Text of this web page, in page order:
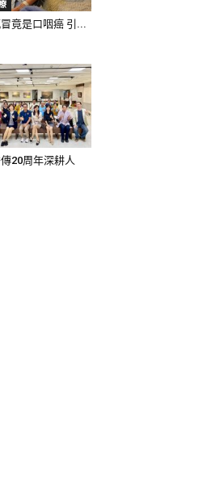
竟是口咽癌 引...
20周年深耕人